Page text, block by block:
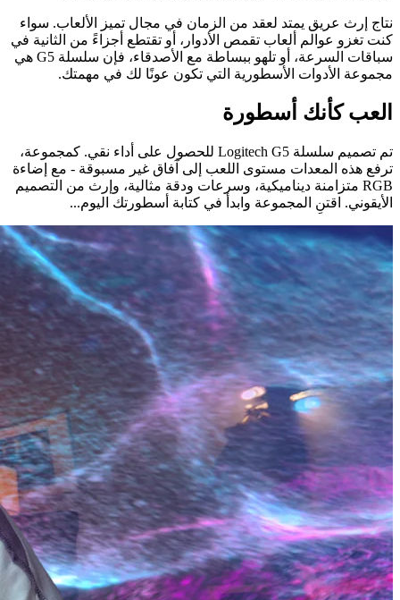
نتاج إرث عريق يمتد لعقد من الزمان في مجال تميز الألعاب. سواء
كنت تغزو عوالم ألعاب تقمص الأدوار، أو تقتطع أجزاءً من الثانية في
سباقات السرعة، أو تلهو ببساطة مع الأصدقاء، فإن سلسلة G5‏ هي
مجموعة الأدوات الأسطورية التي تكون عونًا لك في مهمتك.
العب كأنك أسطورة
تم تصميم سلسلة ‏Logitech G5‏ للحصول على أداء نقي. كمجموعة،
ترفع هذه المعدات مستوى اللعب إلى آفاق غير مسبوقة - مع إضاءة
RGB متزامنة ديناميكية، وسرعات ودقة مثالية، وإرث من التصميم
الأيقوني. اقتنِ المجموعة وابدأ في كتابة أسطورتك اليوم...